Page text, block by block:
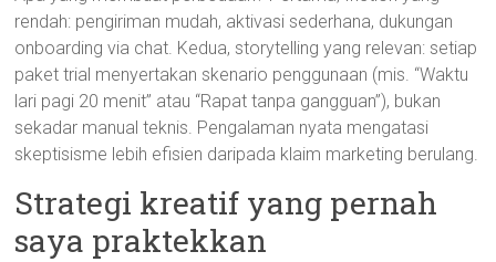
rendah: pengiriman mudah, aktivasi sederhana, dukungan
onboarding via chat. Kedua, storytelling yang relevan: setiap
paket trial menyertakan skenario penggunaan (mis. “Waktu
lari pagi 20 menit” atau “Rapat tanpa gangguan”), bukan
sekadar manual teknis. Pengalaman nyata mengatasi
skeptisisme lebih efisien daripada klaim marketing berulang.
Strategi kreatif yang pernah
saya praktekkan